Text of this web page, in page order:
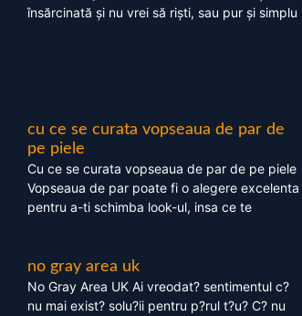
însărcinată și nu vrei să riști, sau pur și simplu
cu ce se curata vopseaua de par de
pe piele
Cu ce se curata vopseaua de par de pe piele
Vopseaua de par poate fi o alegere excelenta
pentru a-ti schimba look-ul, insa ce te
no gray area uk
No Gray Area UK Ai vreodat? sentimentul c?
nu mai exist? solu?ii pentru p?rul t?u? C? nu